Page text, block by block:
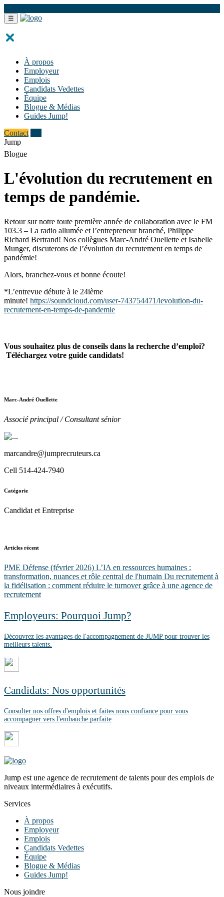
☰
À propos
Employeur
Emplois
Candidats Vedettes
Équipe
Blogue & Médias
Guides Jump!
Contact
Jump
Blogue
L'évolution du recrutement en
temps de pandémie.
Retour sur notre toute première année de collaboration avec le FM
103.3 – La radio allumée et l’entrepreneur branché, Philippe
Richard Bertrand! Nos collègues Marc-André Ouellette et Isabelle
Munger, discuterons de l’évolution du recrutement en temps de
pandémie!
Alors, branchez-vous et bonne écoute!
*L’entrevue débute à le 24ième
minute! https://soundcloud.com/user-743754471/levolution-du-
recrutement-en-temps-de-pandemie
Vous souhaitez plus de conseils dans la recherche d’emploi?
Téléchargez votre guide candidats!
Marc-André Ouellette
Associé principal / Consultant sénior
marcandre@jumprecruteurs.ca
Cell 514-424-7940
Catégorie
Candidat et Entreprise
Articles récent
PME Défense (février 2026) L’IA en ressources humaines :
transformation, nuances et rôle central de l'humain Du recrutement à
la fidélisation : comment réduire le turnover grâce à une agence de
recrutement
Employeurs: Pourquoi Jump?
Découvrez les avantages de l'accompagnement de JUMP pour trouver les
meilleurs talents.
Candidats: Nos opportunités
Consulter nos offres d'emplois et faites nous confiance pour vous
accompagner vers l'embauche parfaite
Jump est une agence de recrutement de talents pour des emplois de
niveaux intermédiaires à exécutifs.
Services
À propos
Employeur
Emplois
Candidats Vedettes
Équipe
Blogue & Médias
Guides Jump!
Nous joindre